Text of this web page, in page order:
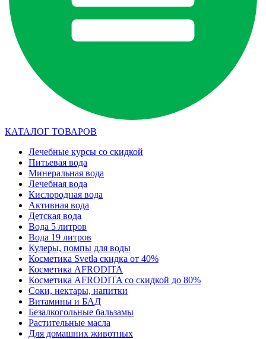
КАТАЛОГ ТОВАРОВ
Лечебные курсы со скидкой
Питьевая вода
Минеральная вода
Лечебная вода
Кислородная вода
Активная вода
Детская вода
Вода 5 литров
Вода 19 литров
Кулеры, помпы для воды
Косметика Svetla скидка от 40%
Косметика AFRODITA
Косметика AFRODITA со скидкой до 80%
Соки, нектары, напитки
Витамины и БАД
Безалкогольные бальзамы
Растительные масла
Для домашних животных